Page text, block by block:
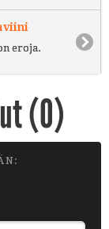
eroja.
(0)